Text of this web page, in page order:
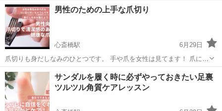
外と無いセルフネイルの講座 お仕事にしてみたいけど!? プロのクラス
を受ける前に...
大阪 大阪市 本町駅 ネイル 講座
男性のための上手な爪切り
心斎橋駅
6月29日
爪切りも身だしなみのひとつです。 手や爪を女性は見てます！ 爪に輝
きがなくても清潔感あるだけで印象はだいぶ変わります。 ◆こんな方
を対象としています 普段どう爪切ってますか？ 何気なく伸びてくるか
ら切るという方...
大阪 大阪市 心斎橋駅 ネイル 男性
サンダルを履く時に必ずやっておきたい足裏
ツルツル角質ケアレッスン